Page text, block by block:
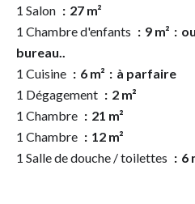
1 Salon
27 m²
1 Chambre d'enfants
9 m²
bureau..
1 Cuisine
6 m²
à parfaire
1 Dégagement
2 m²
1 Chambre
21 m²
1 Chambre
12 m²
1 Salle de douche / toilettes
6